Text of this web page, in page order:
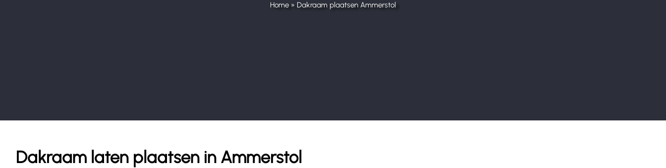
Home » Dakraam plaatsen Ammerstol
Dakraam laten plaatsen in Ammerstol